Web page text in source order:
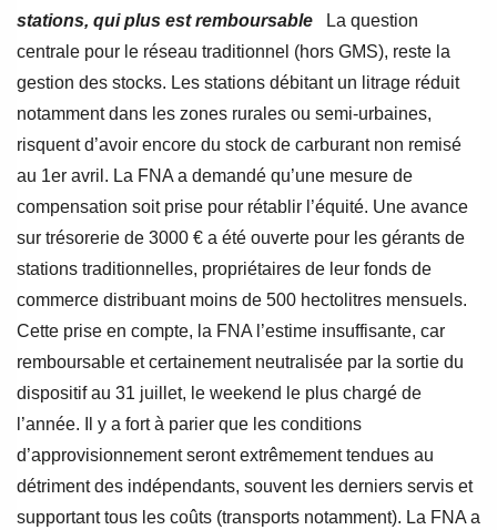
stations, qui plus est remboursable
La question
centrale pour le réseau traditionnel (hors GMS), reste la
gestion des stocks. Les stations débitant un litrage réduit
notamment dans les zones rurales ou semi-urbaines,
risquent d’avoir encore du stock de carburant non remisé
au 1er avril. La FNA a demandé qu’une mesure de
compensation soit prise pour rétablir l’équité. Une avance
sur trésorerie de 3000 € a été ouverte pour les gérants de
stations traditionnelles, propriétaires de leur fonds de
commerce distribuant moins de 500 hectolitres mensuels.
Cette prise en compte, la FNA l’estime insuffisante, car
remboursable et certainement neutralisée par la sortie du
dispositif au 31 juillet, le weekend le plus chargé de
l’année. Il y a fort à parier que les conditions
d’approvisionnement seront extrêmement tendues au
détriment des indépendants, souvent les derniers servis et
supportant tous les coûts (transports notamment). La FNA a